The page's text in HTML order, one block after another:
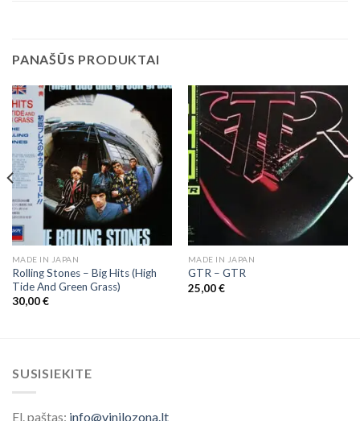
PANAŠŪS PRODUKTAI
MADE IN JAPAN
Rolling Stones ‎– Big Hits (High
Tide And Green Grass)
30,00€
MADE IN JAPAN
GTR ‎– GTR
25,00€
SUSISIEKITE
El. paštas: info@vinilozona.lt